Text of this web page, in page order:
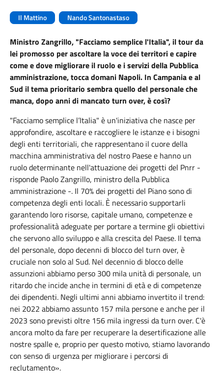
Il Mattino Nando Santonastaso
Ministro Zangrillo, "Facciamo semplice l'Italia", il tour da
lei promosso per ascoltare la voce dei territori e capire
come e dove migliorare il ruolo e i servizi della Pubblica
amministrazione, tocca domani Napoli. In Campania e al
Sud il tema prioritario sembra quello del personale che
manca, dopo anni di mancato turn over, è così?
"Facciamo semplice l’Italia" è un'iniziativa che nasce per
approfondire, ascoltare e raccogliere le istanze e i bisogni
degli enti territoriali, che rappresentano il cuore della
macchina amministrativa del nostro Paese e hanno un
ruolo determinante nell'attuazione dei progetti del Pnrr -
risponde Paolo Zangrillo, ministro della Pubblica
amministrazione -. Il 70% dei progetti del Piano sono di
competenza degli enti locali. È necessario supportarli
garantendo loro risorse, capitale umano, competenze e
professionalità adeguate per portare a termine gli obiettivi
che servono allo sviluppo e alla crescita del Paese. Il tema
del personale, dopo decenni di blocco del turn over, è
cruciale non solo al Sud. Nel decennio di blocco delle
assunzioni abbiamo perso 300 mila unità di personale, un
ritardo che incide anche in termini di età e di competenze
dei dipendenti. Negli ultimi anni abbiamo invertito il trend:
nei 2022 abbiamo assunto 157 mila persone e anche per il
2023 sono previsti oltre 156 mila ingressi da turn over. C'è
ancora molto da fare per recuperare la desertificazione alle
nostre spalle e, proprio per questo motivo, stiamo lavorando
con senso di urgenza per migliorare i percorsi di
reclutamento».